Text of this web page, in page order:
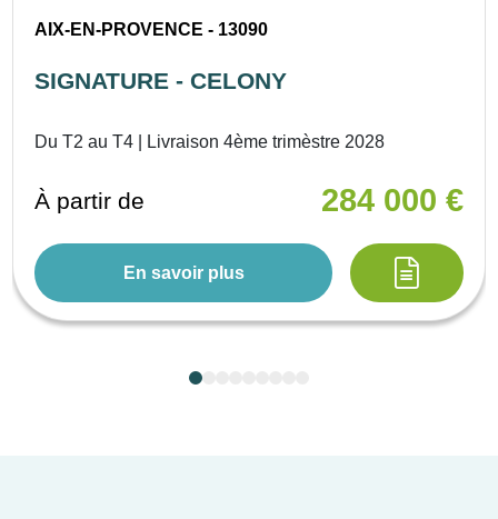
AIX-EN-PROVENCE - 13090
SIGNATURE - CELONY
Du T2 au T4 | Livraison 4ème trimèstre 2028
À partir de 284 000 €
En savoir plus